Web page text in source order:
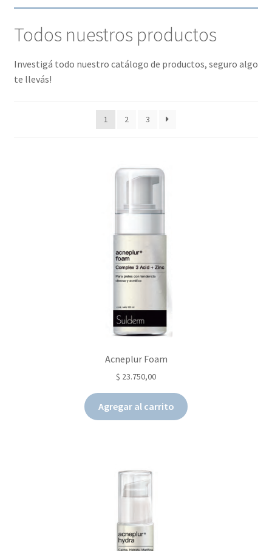
Todos nuestros productos
Investigá todo nuestro catálogo de productos, seguro algo
te llevás!
1 2 3
Acneplur Foam
$ 23.750,00
Agregar al carrito